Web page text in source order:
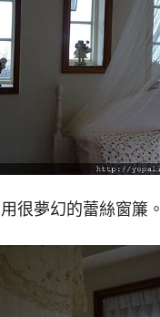
很夢幻的蕾絲窗簾。